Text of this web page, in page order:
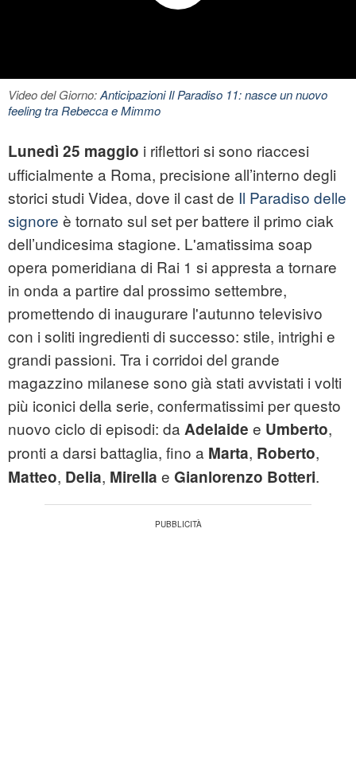
Video del Giorno:Anticipazioni Il Paradiso 11: nasce un nuovo
feeling tra Rebecca e Mimmo
Lunedì 25 maggio i riflettori si sono riaccesi
ufficialmente a Roma, precisione all’interno degli
storici studi Videa, dove il cast de Il Paradiso delle
signore è tornato sul set per battere il primo ciak
dell’undicesima stagione. L'amatissima soap
opera pomeridiana di Rai 1 si appresta a tornare
in onda a partire dal prossimo settembre,
promettendo di inaugurare l'autunno televisivo
con i soliti ingredienti di successo: stile, intrighi e
grandi passioni. Tra i corridoi del grande
magazzino milanese sono già stati avvistati i volti
più iconici della serie, confermatissimi per questo
nuovo ciclo di episodi: da Adelaide e Umberto,
pronti a darsi battaglia, fino a Marta, Roberto,
Matteo, Delia, Mirella e Gianlorenzo Botteri.